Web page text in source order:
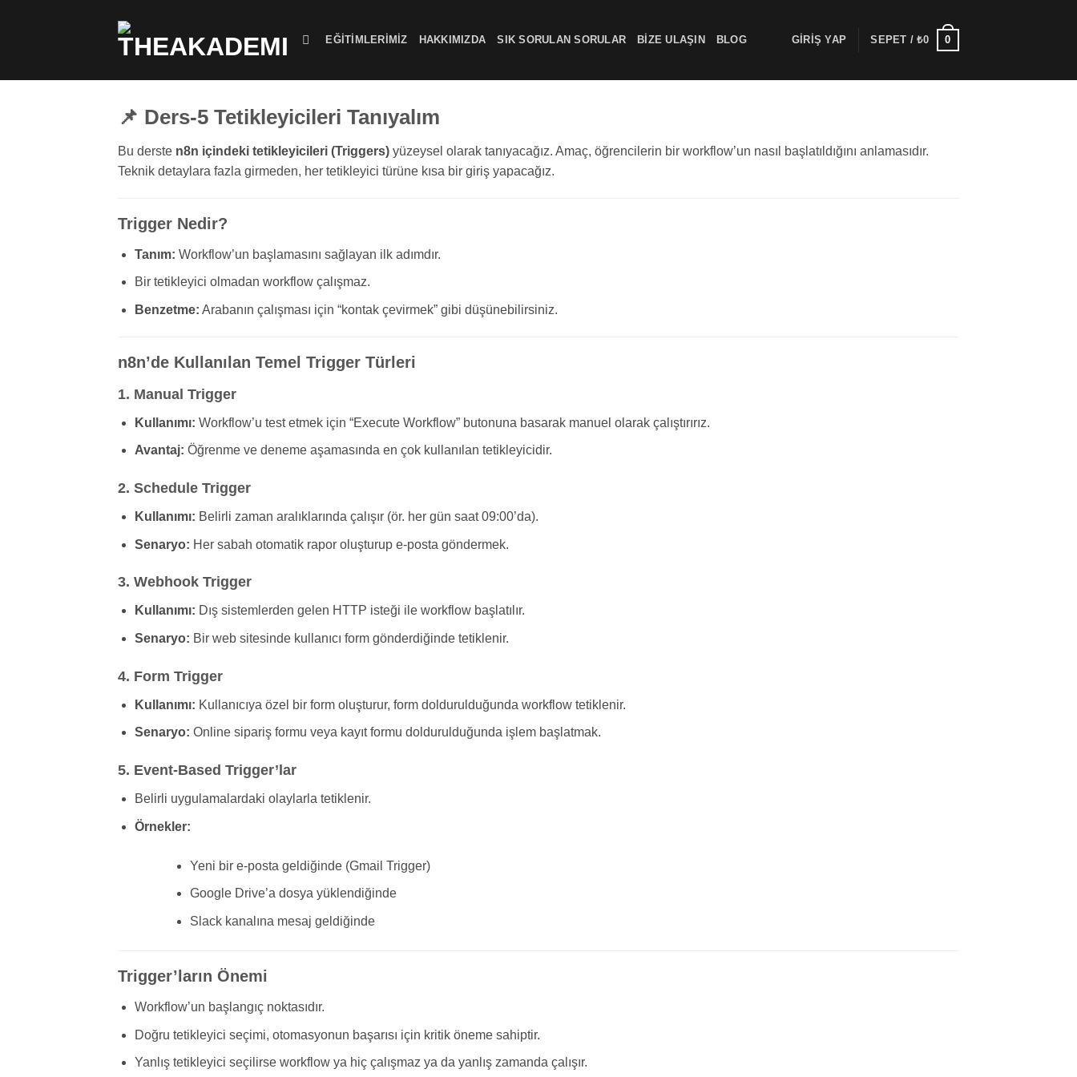
EĞITIMLERIMIZ HAKKIMIZDA SIK SORULAN SORULAR BIZE ULAŞIN BLOG GIRIŞ YAP SEPET /₺0 0
📌 Ders-5 Tetikleyicileri Tanıyalım
Bu derste n8n içindeki tetikleyicileri (Triggers) yüzeysel olarak tanıyacağız. Amaç, öğrencilerin bir workflow’un nasıl başlatıldığını anlamasıdır.
Teknik detaylara fazla girmeden, her tetikleyici türüne kısa bir giriş yapacağız.
Trigger Nedir?
Tanım: Workflow’un başlamasını sağlayan ilk adımdır.
Bir tetikleyici olmadan workflow çalışmaz.
Benzetme: Arabanın çalışması için “kontak çevirmek” gibi düşünebilirsiniz.
n8n’de Kullanılan Temel Trigger Türleri
1. Manual Trigger
Kullanımı: Workflow’u test etmek için “Execute Workflow” butonuna basarak manuel olarak çalıştırırız.
Avantaj: Öğrenme ve deneme aşamasında en çok kullanılan tetikleyicidir.
2. Schedule Trigger
Kullanımı: Belirli zaman aralıklarında çalışır (ör. her gün saat 09:00’da).
Senaryo: Her sabah otomatik rapor oluşturup e-posta göndermek.
3. Webhook Trigger
Kullanımı: Dış sistemlerden gelen HTTP isteği ile workflow başlatılır.
Senaryo: Bir web sitesinde kullanıcı form gönderdiğinde tetiklenir.
4. Form Trigger
Kullanımı: Kullanıcıya özel bir form oluşturur, form doldurulduğunda workflow tetiklenir.
Senaryo: Online sipariş formu veya kayıt formu doldurulduğunda işlem başlatmak.
5. Event-Based Trigger’lar
Belirli uygulamalardaki olaylarla tetiklenir.
Örnekler:
Yeni bir e-posta geldiğinde (Gmail Trigger)
Google Drive’a dosya yüklendiğinde
Slack kanalına mesaj geldiğinde
Trigger’ların Önemi
Workflow’un başlangıç noktasıdır.
Doğru tetikleyici seçimi, otomasyonun başarısı için kritik öneme sahiptir.
Yanlış tetikleyici seçilirse workflow ya hiç çalışmaz ya da yanlış zamanda çalışır.